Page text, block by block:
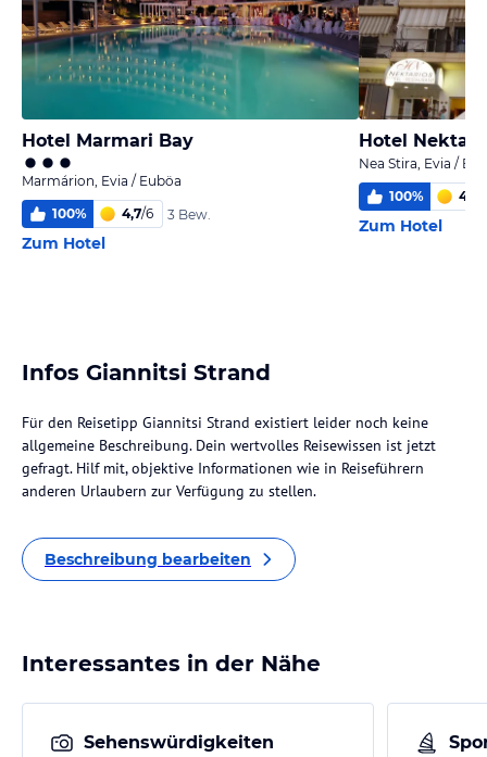
Hotel Marmari Bay
Marmárion, Evia / Euböa
100% 4,7/6 3 Bew.
Zum Hotel
Hotel
Nea Stira, Evia /
100% 4,9
Zum Hotel
Infos Giannitsi Strand
Für den Reisetipp Giannitsi Strand existiert leider noch keine
allgemeine Beschreibung. Dein wertvolles Reisewissen ist jetzt
gefragt. Hilf mit, objektive Informationen wie in Reiseführern
anderen Urlaubern zur Verfügung zu stellen.
Beschreibung bearbeiten
Interessantes in der Nähe
Sehenswürdigkeiten